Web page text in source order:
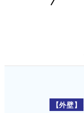
【外壁】